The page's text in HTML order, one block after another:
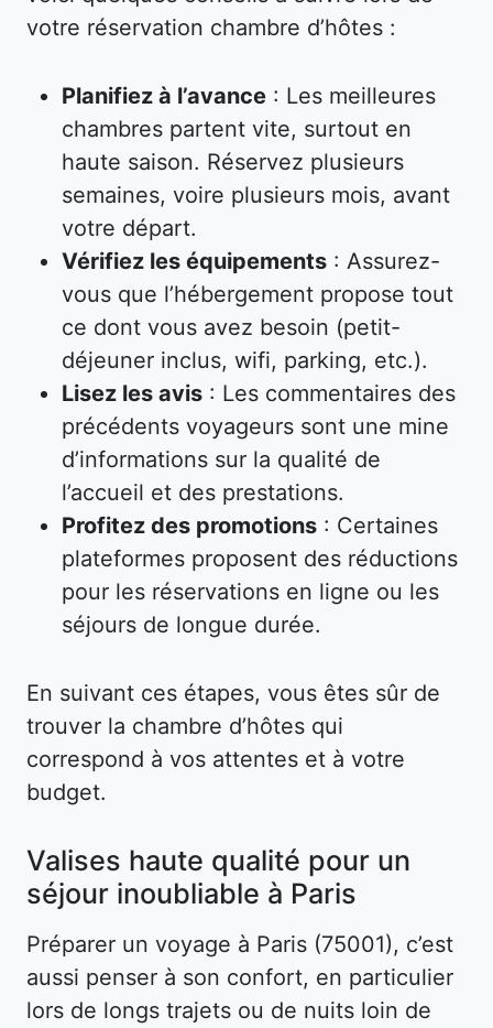
votre réservation chambre d’hôtes :
Planifiez à l’avance : Les meilleures
chambres partent vite, surtout en
haute saison. Réservez plusieurs
semaines, voire plusieurs mois, avant
votre départ.
Vérifiez les équipements : Assurez-
vous que l’hébergement propose tout
ce dont vous avez besoin (petit-
déjeuner inclus, wifi, parking, etc.).
Lisez les avis : Les commentaires des
précédents voyageurs sont une mine
d’informations sur la qualité de
l’accueil et des prestations.
Profitez des promotions : Certaines
plateformes proposent des réductions
pour les réservations en ligne ou les
séjours de longue durée.
En suivant ces étapes, vous êtes sûr de
trouver la chambre d’hôtes qui
correspond à vos attentes et à votre
budget.
Valises haute qualité pour un
séjour inoubliable à Paris
Préparer un voyage à Paris (75001), c’est
aussi penser à son confort, en particulier
lors de longs trajets ou de nuits loin de